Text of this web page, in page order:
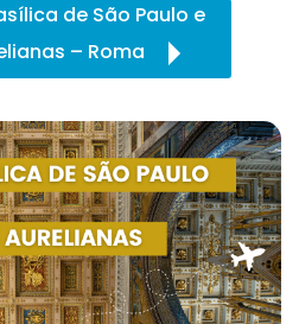
de São Paulo e
– Roma